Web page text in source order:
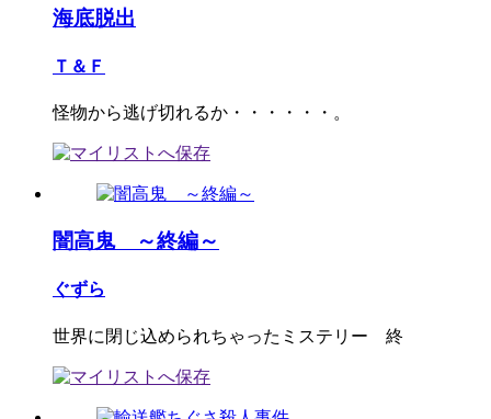
海底脱出
Ｔ＆Ｆ
怪物から逃げ切れるか・・・・・・。
闇高鬼 ～終編～
ぐずら
世界に閉じ込められちゃったミステリー 終